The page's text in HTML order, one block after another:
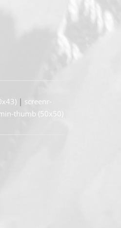
| screenr-
thumb (50x50)